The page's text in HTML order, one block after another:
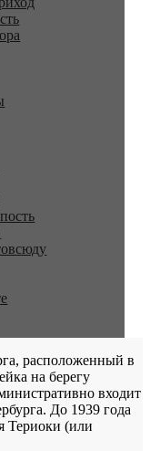
расположенный в
на берегу
входит
До 1939 года
Териоки (или